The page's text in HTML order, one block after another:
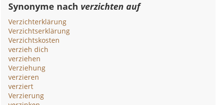
Synonyme nach verzichten auf
Verzichterklärung
Verzichtserklärung
Verzichtskosten
verzieh dich
verziehen
Verziehung
verzieren
verziert
Verzierung